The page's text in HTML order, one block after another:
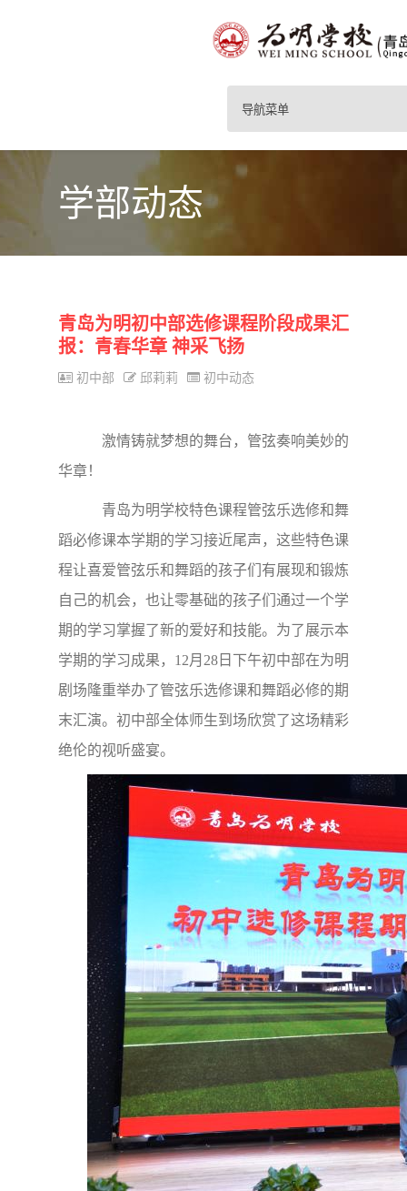
导航菜单
学部动态
青岛为明初中部选修课程阶段成果汇
报：青春华章 神采飞扬
初中部 邱莉莉 初中动态
激情铸就梦想的舞台，管弦奏响美妙的
华章！
青岛为明学校特色课程管弦乐选修和舞
蹈必修课本学期的学习接近尾声，这些特色课
程让喜爱管弦乐和舞蹈的孩子们有展现和锻炼
自己的机会，也让零基础的孩子们通过一个学
期的学习掌握了新的爱好和技能。为了展示本
学期的学习成果，12月28日下午初中部在为明
剧场隆重举办了管弦乐选修课和舞蹈必修的期
末汇演。初中部全体师生到场欣赏了这场精彩
绝伦的视听盛宴。